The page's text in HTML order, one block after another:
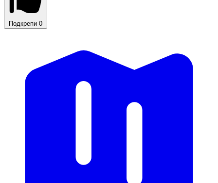
Подкрепи 0